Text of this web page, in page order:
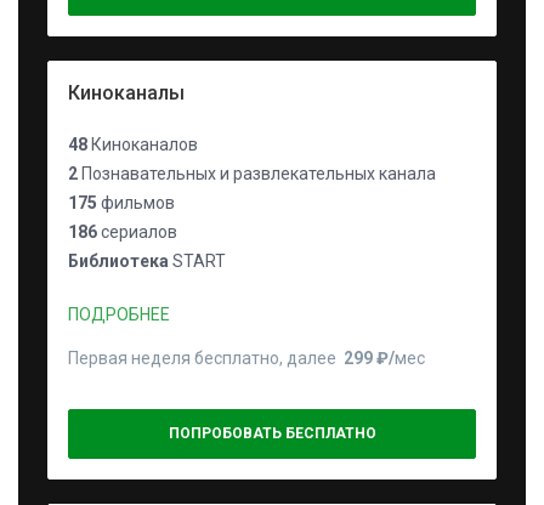
Киноканалы
48 Киноканалов
2 Познавательных и развлекательных канала
175 фильмов
186сериалов
Библиотека START
ПОДРОБНЕЕ
Первая неделя бесплатно, далее 299 ₽⁠/⁠мес
ПОПРОБОВАТЬ БЕСПЛАТНО